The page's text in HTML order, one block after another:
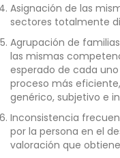
Asignación de las
sectores totalmente
Agrupación de
las mismas
esperado de cada
proceso más
genérico, subjetivo e
Inconsistencia
por la persona en el
valoración que